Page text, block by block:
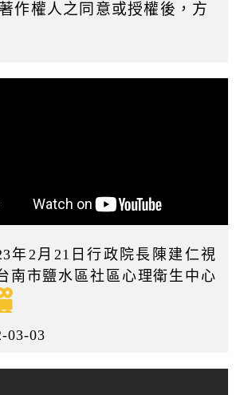
作權人之同意或授權後，方
年2月21日行政院長陳建仁視
南市鹽水區社區心理衛生中心
03-03